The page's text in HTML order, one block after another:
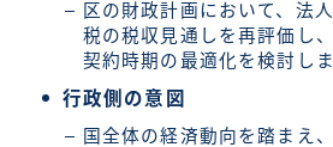
区の財政計画において、法
税の税収見通しを再評価し
契約時期の最適化を検討しま
行政側の意図
国全体の経済動向を踏まえ